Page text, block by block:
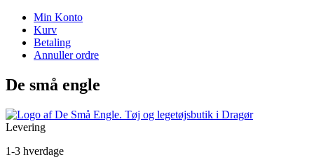
Min Konto
Kurv
Betaling
Annuller ordre
De små engle
Levering
1-3 hverdage